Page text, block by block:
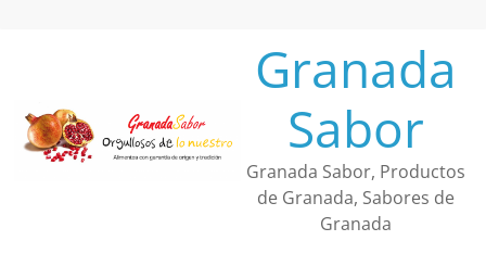
Granada
Sabor
Granada Sabor, Productos
de Granada, Sabores de
Granada